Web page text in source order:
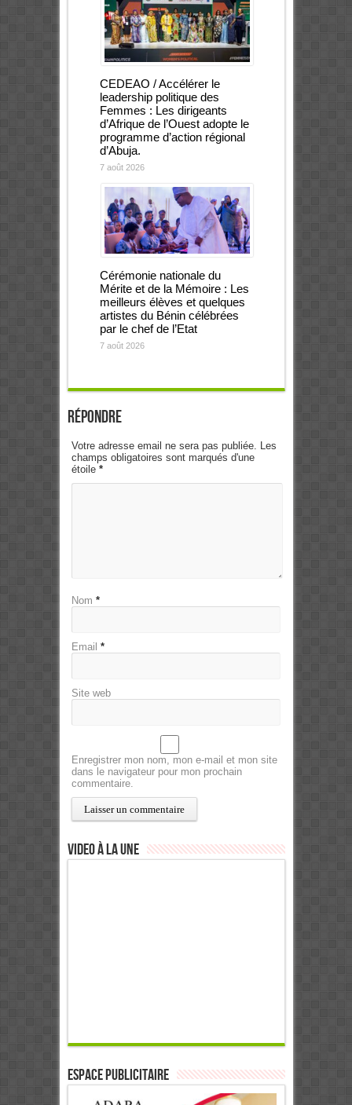
CEDEAO / Accélérer le
leadership politique des
Femmes : Les dirigeants
d’Afrique de l’Ouest adopte le
programme d’action régional
d’Abuja.
7 août 2026
Cérémonie nationale du
Mérite et de la Mémoire : Les
meilleurs élèves et quelques
artistes du Bénin célébrées
par le chef de l’Etat
7 août 2026
Répondre
Votre adresse email ne sera pas publiée. Les
champs obligatoires sont marqués d'une
étoile *
Nom *
Email *
Site web
Enregistrer mon nom, mon e-mail et mon site
dans le navigateur pour mon prochain
commentaire.
Video à la Une
ESPACE PUBLICITAIRE